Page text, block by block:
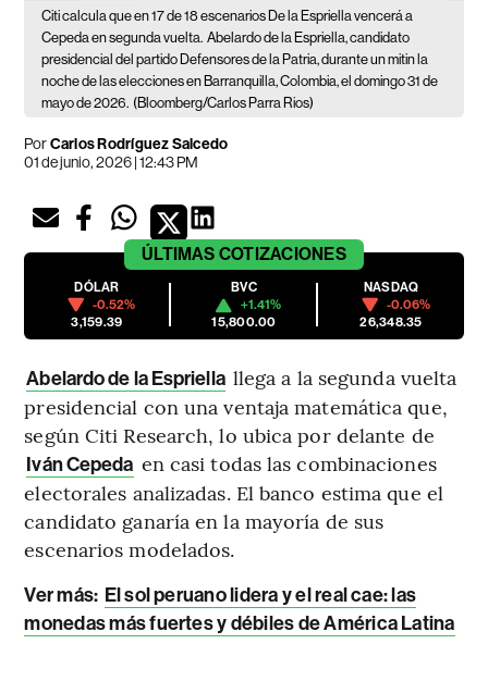
Citi calcula que en 17 de 18 escenarios De la Espriella vencerá a
Cepeda en segunda vuelta. Abelardo de la Espriella, candidato
presidencial del partido Defensores de la Patria, durante un mitin la
noche de las elecciones en Barranquilla, Colombia, el domingo 31 de
mayo de 2026. (Bloomberg/Carlos Parra Rios)
PorCarlos Rodríguez Salcedo
01 de junio, 2026 | 12:43 PM
ÚLTIMAS COTIZACIONES
DÓLAR
-0.52%
3,159.39
BVC
+1.41%
15,800.00
NASDAQ
-0.06%
26,348.35
Abelardo de la Espriella llega a la segunda vuelta
presidencial con una ventaja matemática que,
según Citi Research, lo ubica por delante de
Iván Cepeda en casi todas las combinaciones
electorales analizadas. El banco estima que el
candidato ganaría en la mayoría de sus
escenarios modelados.
Ver más: El sol peruano lidera y el real cae: las
monedas más fuertes y débiles de América Latina